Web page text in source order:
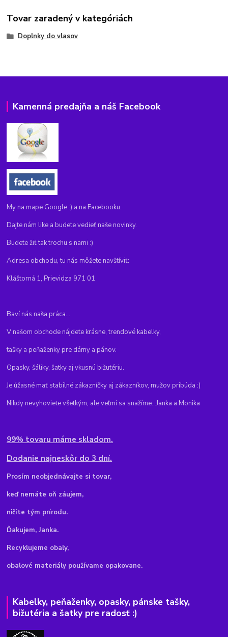
Tovar zaradený v kategóriách
Doplnky do vlasov
Kamenná predajňa a náš Facebook
My na mape Google :) a na Facebooku.
Dajte nám like a budete vedieť naše novinky.
Budete žiť tak trochu s nami :)
Adresa obchodu, tu nás môžete navštíviť:
Kláštorná 1, Prievidza 971 01
Baví nás naša práca...
V našom obchode nájdete krásne, trendové kabelky,
tašky a peňaženky pre dámy a pánov.
Opasky, šáliky, šatky aj vkusnú bižutériu.
Je úžasné mať stabilné zákazníčky aj zákazníkov, mužov pribúda :)
Nikdy nevyhoviete všetkým, ale veľmi sa snažíme...Janka a Monika
99% tovaru máme skladom.
Dodanie najneskôr do 3 dní.
Prosím neobjednávajte si tovar,
keď nemáte oň záujem,
ničíte tým prírodu.
Ďakujem, Janka.
Recyklujeme obaly,
obalové materiály používame opakovane.
Kabelky, peňaženky, opasky, pánske tašky,
bižutéria a šatky pre radosť :)